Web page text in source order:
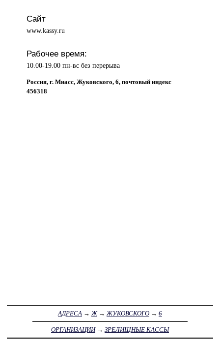
Сайт
www.kassy.ru
Рабочее время:
10.00-19.00 пн-вс без перерыва
Россия, г. Миасс, Жуковского, 6, почтовый индекс
456318
АДРЕСА →Ж→ЖУКОВСКОГО → 6
ОРГАНИЗАЦИИ→ ЗРЕЛИЩНЫЕ КАССЫ